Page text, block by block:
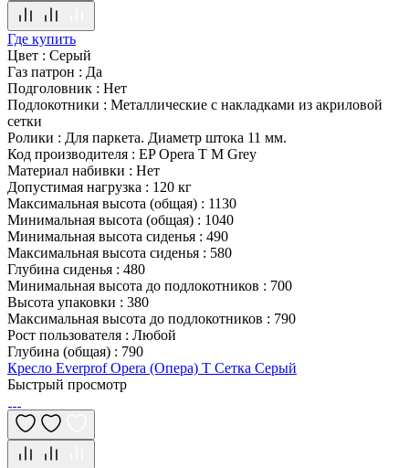
Где купить
Цвет : Серый
Газ патрон : Да
Подголовник : Нет
Подлокотники : Металлические с накладками из акриловой
сетки
Ролики : Для паркета. Диаметр штока 11 мм.
Код производителя : EP Opera T M Grey
Материал набивки : Нет
Допустимая нагрузка : 120 кг
Максимальная высота (общая) : 1130
Минимальная высота (общая) : 1040
Минимальная высота сиденья : 490
Максимальная высота сиденья : 580
Глубина сиденья : 480
Минимальная высота до подлокотников : 700
Высота упаковки : 380
Максимальная высота до подлокотников : 790
Рост пользователя : Любой
Глубина (общая) : 790
Кресло Everprof Opera (Опера) T Сетка Серый
Быстрый просмотр